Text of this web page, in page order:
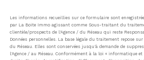
Les informations recueillies sur ce formulaire sont
par La Boite Immo agissant comme Sous-traitant du
clientèle/prospects de l'Agence / du Réseau qui reste
Données personnelles. La base légale du traitement repose
du Réseau. Elles sont conservées jusqu'à demande de
l'Agence / au Réseau. Conformément à la loi « informatique